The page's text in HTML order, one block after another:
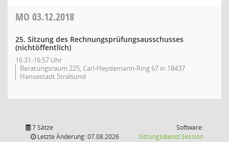
MO 03.12.2018
25. Sitzung des Rechnungsprüfungsausschusses
(nichtöffentlich)
16:31-16:57 Uhr
Beratungsraum 225, Carl-Heydemann-Ring 67 in 18437
Hansestadt Stralsund
7 Sätze
Letzte Änderung: 07.08.2026
Software:
SitzungsdienstSession(Wird in